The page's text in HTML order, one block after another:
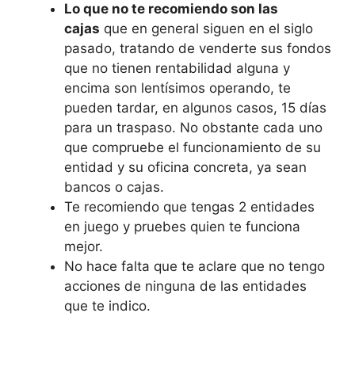
Lo que no te recomiendo son las
cajas que en general siguen en el siglo
pasado, tratando de venderte sus fondos
que no tienen rentabilidad alguna y
encima son lentísimos operando, te
pueden tardar, en algunos casos, 15 días
para un traspaso. No obstante cada uno
que compruebe el funcionamiento de su
entidad y su oficina concreta, ya sean
bancos o cajas.
Te recomiendo que tengas 2 entidades
en juego y pruebes quien te funciona
mejor.
No hace falta que te aclare que no tengo
acciones de ninguna de las entidades
que te indico.